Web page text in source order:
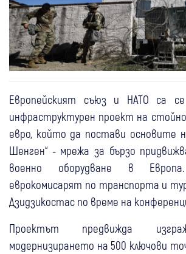
Европейският съюз и НАТО са се
инфраструктурен проект на
евро, който да постави основите
Шенген“ - мрежа за бързо
военно оборудване в
еврокомисарят по транспорта и
Дзидзикостас по време на
Проектът предвижда
модернизирането на 500 ключови